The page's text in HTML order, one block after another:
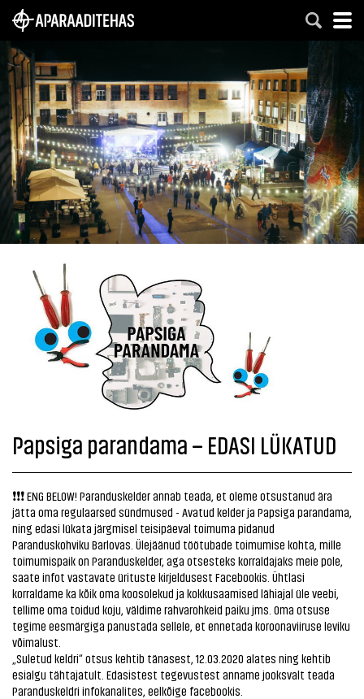
Papsiga parandama – EDASI LÜKATUD
❗❗❗ ENG BELOW! Paranduskelder annab teada, et oleme otsustanud ära
jätta oma regulaarsed sündmused - Avatud kelder ja Papsiga parandama,
ning edasi lükata järgmisel teisipäeval toimuma pidanud
Paranduskohviku Barlovas. Ülejäänud töötubade toimumise kohta, mille
toimumispaik on Paranduskelder, aga otsesteks korraldajaks meie pole,
saate infot vastavate ürituste kirjeldusest Facebookis. Ühtlasi
korraldame ka kõik oma koosolekud ja kokkusaamised lähiajal üle veebi,
tellime oma toidud koju, väldime rahvarohkeid paiku jms. Oma otsuse
tegime eesmärgiga panustada sellele, et ennetada koroonaviiruse leviku
võimalust.
„Suletud keldri“ otsus kehtib tänasest, 12.03.2020 alates ning kehtib
esialgu tähtajatult. Edasistest tegevustest anname jooksvalt teada
Paranduskeldri infokanalites, eelkõige facebookis.